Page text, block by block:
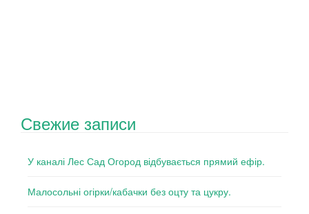
Свежие записи
У каналі Лес Сад Огород відбувається прямий ефір.
Малосольні огірки/кабачки без оцту та цукру.